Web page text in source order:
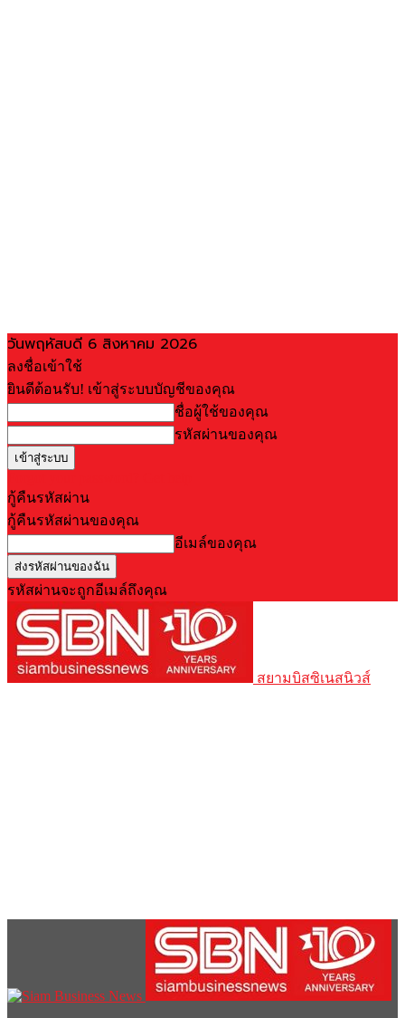
วันพฤหัสบดี 6 สิงหาคม 2026
ลงชื่อเข้าใช้
ยินดีต้อนรับ! เข้าสู่ระบบบัญชีของคุณ
ชื่อผู้ใช้ของคุณ
รหัสผ่านของคุณ
กู้คืนรหัสผ่าน
กู้คืนรหัสผ่านของคุณ
อีเมล์ของคุณ
รหัสผ่านจะถูกอีเมล์ถึงคุณ
สยามบิสซิเนสนิวส์